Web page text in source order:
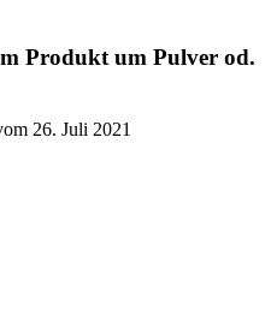
Produkt um Pulver od.
26. Juli 2021